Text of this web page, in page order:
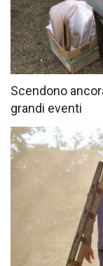
Scendono
grandi eventi